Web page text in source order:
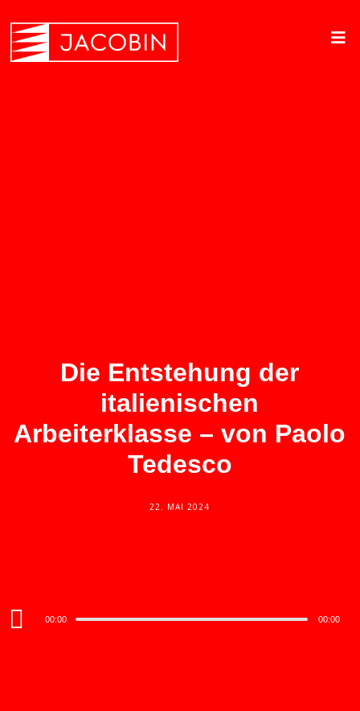
Die Entstehung der
italienischen
Arbeiterklasse – von Paolo
Tedesco
22. MAI 2024
Audio
00:00 00:00